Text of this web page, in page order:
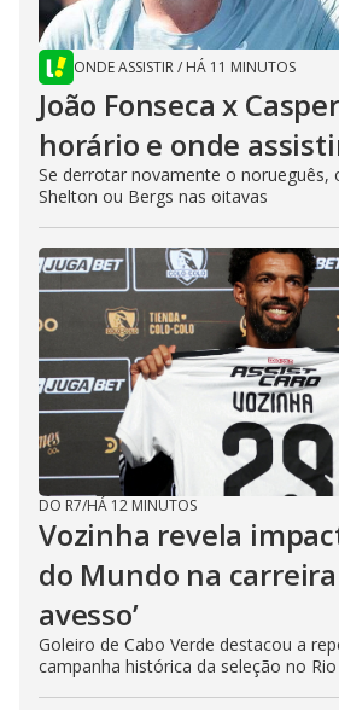
ONDE ASSISTIR/ HÁ 11 MINUTOS
João Fonseca x
horário e onde
Se derrotar novamente o norueguês,
Shelton ou Bergs nas oitavas
DO R7/HÁ 12 MINUTOS
Vozinha revela
do Mundo na
avesso’
Goleiro de Cabo Verde destacou a
campanha histórica da seleção no